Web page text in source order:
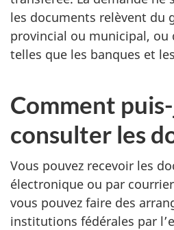
les documents relèvent du
provincial ou municipal, ou
telles que les banques et
Comment
consulter les
Vous pouvez recevoir les
électronique ou par
vous pouvez faire des
institutions fédérales par